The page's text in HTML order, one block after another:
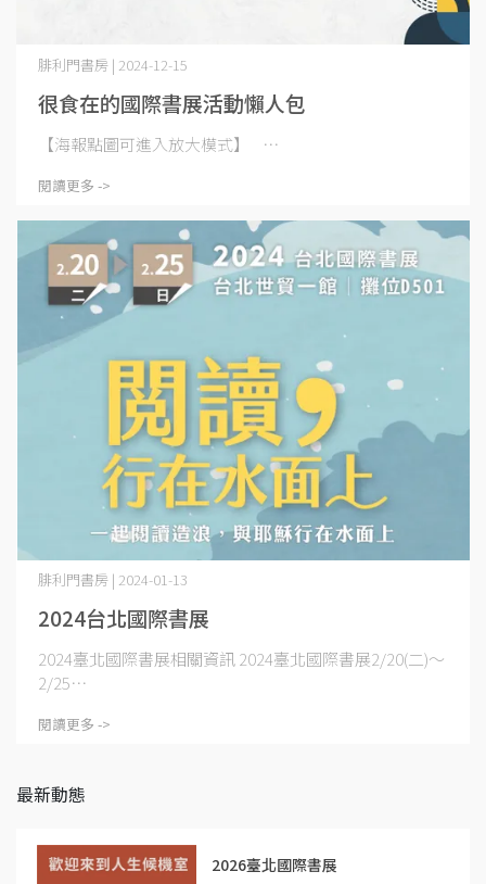
很食在的國際書展活動懶人包
腓利門書房 | 2024-12-15
【海報點圖可進入放大模式】 ⋯
閱讀更多 ->
2024台北國際書展
腓利門書房 | 2024-01-13
2024臺北國際書展相關資訊 2024臺北國際書展2/20(二)～
2/25⋯
閱讀更多 ->
最新動態
2026臺北國際書展